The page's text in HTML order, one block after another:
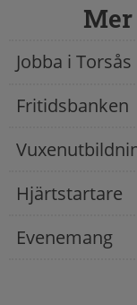
Jobba i
Fritidsbanken
Hjärtstartare
Evenemang